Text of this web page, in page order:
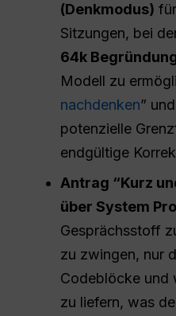
(Denkmodus)
Sitzungen, bei
64k
Modell zu
nachdenken”
potenzielle
endgültige
Antrag “Kurz
über System
Gesprächsstoff
zu zwingen, nur
Codeblöcke und
zu liefern, was